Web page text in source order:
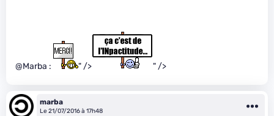
@Marba : " /> " />
marba
Le 21/07/2016 à 17h48